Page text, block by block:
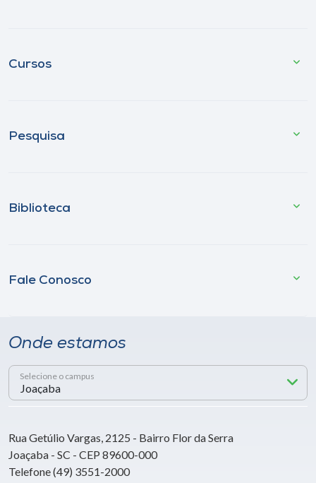
Cursos
Pesquisa
Biblioteca
Fale Conosco
Onde estamos
Selecione o campus
Rua Getúlio Vargas, 2125 - Bairro Flor da Serra
Joaçaba - SC - CEP 89600-000
Telefone (49) 3551-2000